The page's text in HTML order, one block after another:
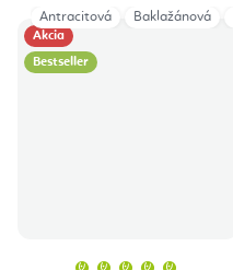
Akcia
Bestseller
Antracitová Baklažánová